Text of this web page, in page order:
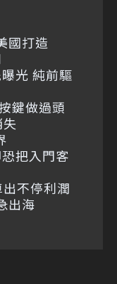
國打造
光 純前驅
鍵做過頭
把入門客
不停利潤
出海